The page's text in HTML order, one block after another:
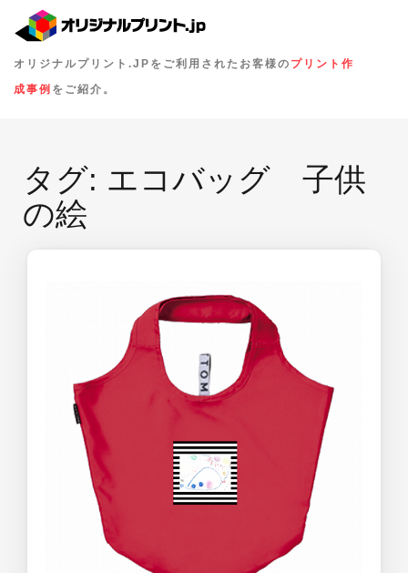
オリジナルプリント.JPをご利用されたお客様の プリント作
成事例 をご紹介。
タグ: エコバッグ 子供
の絵